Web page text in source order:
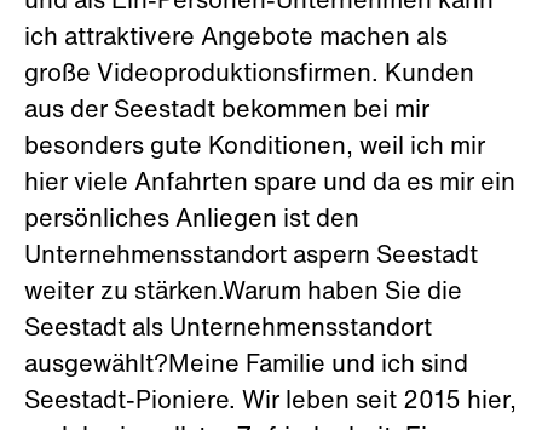
ich attraktivere Angebote machen als
große Videoproduktionsfirmen. Kunden
aus der Seestadt bekommen bei mir
besonders gute Konditionen, weil ich mir
hier viele Anfahrten spare und da es mir ein
persönliches Anliegen ist den
Unternehmensstandort aspern Seestadt
weiter zu stärken.Warum haben Sie die
Seestadt als Unternehmensstandort
ausgewählt?Meine Familie und ich sind
Seestadt-Pioniere. Wir leben seit 2015 hier,